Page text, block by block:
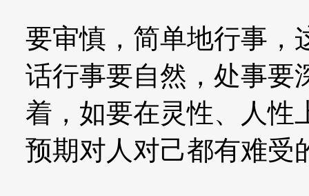
要审慎，简单地行事，
话行事要自然，处事要
着，如要在灵性、人性
预期对人对己都有难受